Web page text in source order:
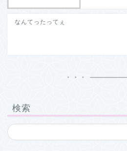
なんてったってぇ
検索